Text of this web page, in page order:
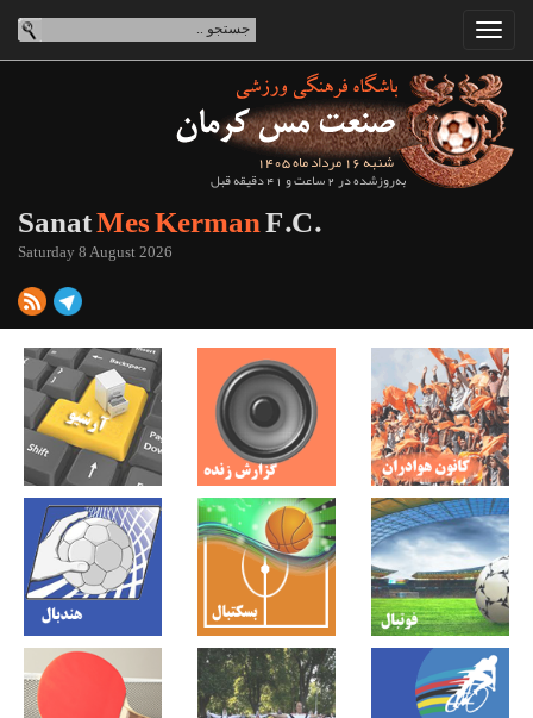
شنبه 16 مرداد ماه 1405
به‌روزشده در 2 ساعت و 41 دقیقه قبل
SanatMes KermanF.C.
Saturday 8 August 2026